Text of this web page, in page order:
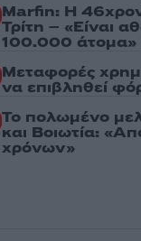
Marfin: Η
Τρίτη – «Είναι
100.000 άτομα»
Μεταφορές
να επιβληθεί
Το πολωμένο
και Βοιωτία:
χρόνων»